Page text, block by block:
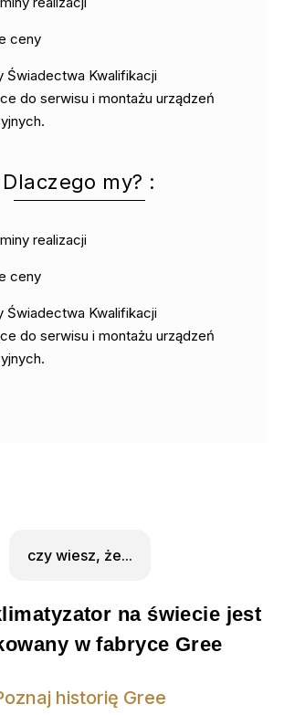
ceny
Świadectwa Kwalifikacji
do serwisu i montażu urządzeń
Dlaczego my? :
realizacji
ceny
Świadectwa Kwalifikacji
do serwisu i montażu urządzeń
czy wiesz, że...
na świecie jest
w fabryce Gree
historię Gree